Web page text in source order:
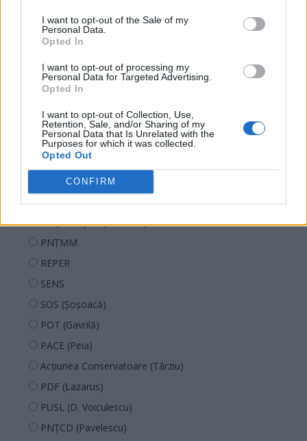
I want to opt-out of the Sale of my
Personal Data.
Opted In
I want to opt-out of processing my
Personal Data for Targeted Advertising.
Opted In
I want to opt-out of Collection, Use,
Retention, Sale, and/or Sharing of my
Personal Data that Is Unrelated with the
Purposes for which it was collected.
Opted Out
CONFIRM
Sondaj
loc duminica viitoare?
PNL
PSD
AUR
UDMR
PMP (Tomac)
Forța Dreptei (L. Orban)
PNȚMM
REPER
SENS
SOS (Șoșoacă)
POT (Gavrilă)
PACE (Peia)
Acțiunea Conservatoare (Târziu)
PDF (Lazarus)
PUSL (D. Voiculescu)
PNȚCD (Pavelescu)